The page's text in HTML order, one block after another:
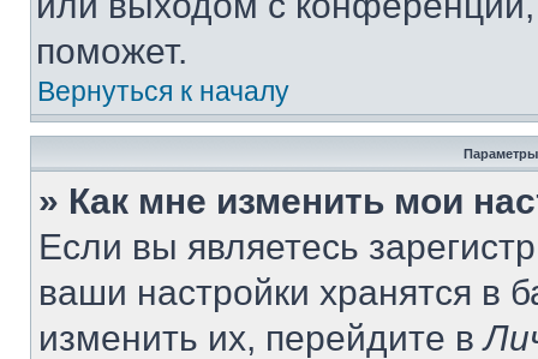
поможет.
Вернуться к началу
Параметры
» Как мне изменить мои
Если вы являетесь
ваши настройки хранятся в
изменить их, перейдите в